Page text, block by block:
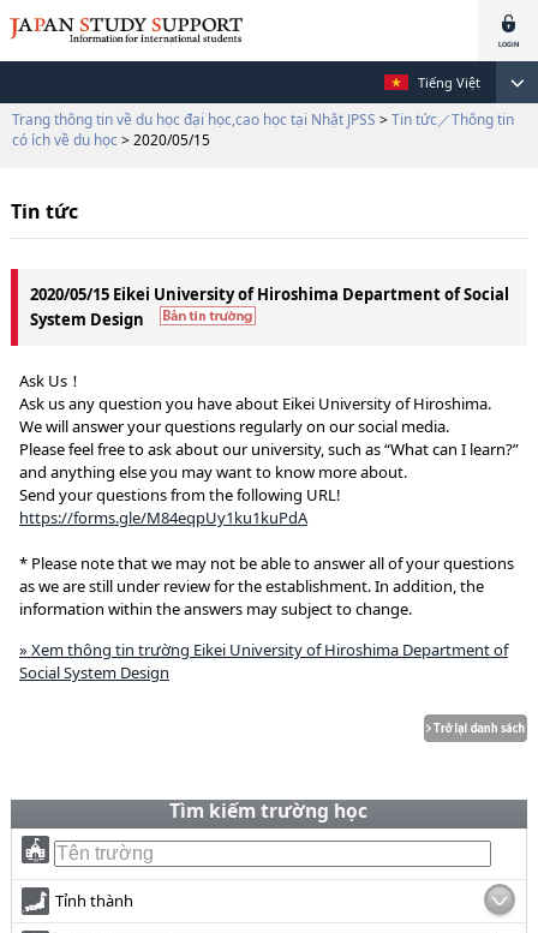
Tiếng Việt
Trang thông tin về du học đại học,cao học tại Nhật JPSS > Tin tức／Thông tin
có ích về du học > 2020/05/15
Tin tức
2020/05/15 Eikei University of Hiroshima Department of Social
System Design
Ask Us！
Ask us any question you have about Eikei University of Hiroshima.
We will answer your questions regularly on our social media.
Please feel free to ask about our university, such as “What can I learn?”
and anything else you may want to know more about.
Send your questions from the following URL!
https://forms.gle/M84eqpUy1ku1kuPdA
* Please note that we may not be able to answer all of your questions
as we are still under review for the establishment. In addition, the
information within the answers may subject to change.
» Xem thông tin trường Eikei University of Hiroshima Department of
Social System Design
Tìm kiếm trường học
Tỉnh thành